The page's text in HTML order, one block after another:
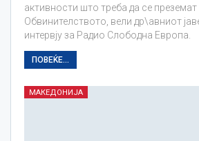
активности што треба да се
Обвинителството, вели др\авниот
интервју за Радио Слободна Европа.
ПОВЕЌЕ...
МАКЕДОНИЈА